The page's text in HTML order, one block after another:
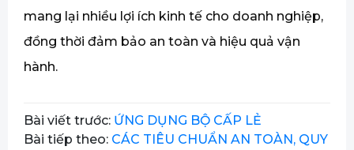
mang lại nhiều lợi ích kinh tế cho doanh nghiệp,
đồng thời đảm bảo an toàn và hiệu quả vận
hành.
Bài viết trước: ỨNG DỤNG BỘ CẤP LẺ
Bài tiếp theo: CÁC TIÊU CHUẨN AN TOÀN, QUY